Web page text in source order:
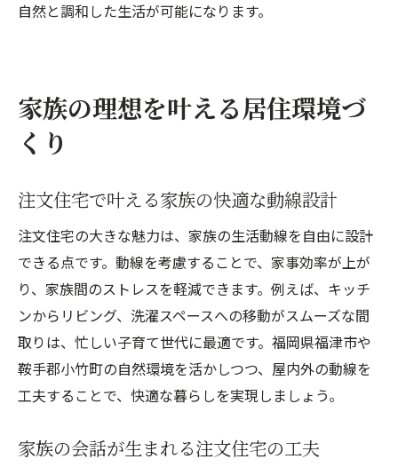
注文住宅で築く安心と豊かさの住まい計画
自然と調和した生活が可能になります。
家族の理想を叶える居住環境づ
くり
注文住宅で叶える家族の快適な動線設計
注文住宅の大きな魅力は、家族の生活動線を自由に設計
できる点です。動線を考慮することで、家事効率が上が
り、家族間のストレスを軽減できます。例えば、キッチ
ンからリビング、洗濯スペースへの移動がスムーズな間
取りは、忙しい子育て世代に最適です。福岡県福津市や
鞍手郡小竹町の自然環境を活かしつつ、屋内外の動線を
工夫することで、快適な暮らしを実現しましょう。
家族の会話が生まれる注文住宅の工夫